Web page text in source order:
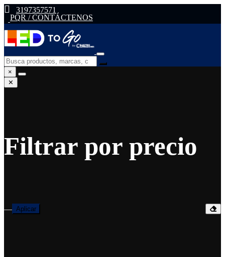
3197357571
PQR / CONTÁCTENOS
×
✕
Filtrar por precio
— Aplicar